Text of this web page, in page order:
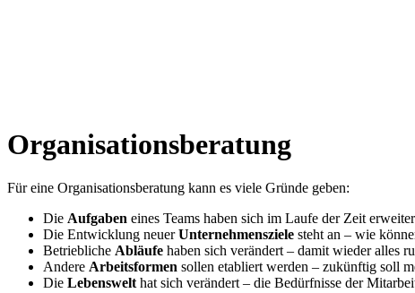
Organisationsberatung
Für eine Organisationsberatung kann es viele Gründe geben:
Die Aufgaben eines Teams haben sich im Laufe der Zeit
Die Entwicklung neuerUnternehmensziele steht an – wie
Betriebliche Abläufe haben sich verändert – damit wieder alles
Andere Arbeitsformen sollen etabliert werden – zukünftig soll
Die Lebenswelt hat sich verändert – die Bedürfnisse der